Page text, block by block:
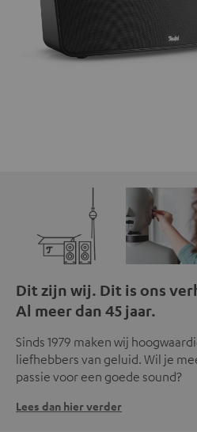
privacybeleid.
Dit zijn wij. Dit is ons
Al meer dan 45 jaar.
Sinds 1979 maken wij
liefhebbers van geluid. Wil je
passie voor een goede sound?
Lees dan hier verder